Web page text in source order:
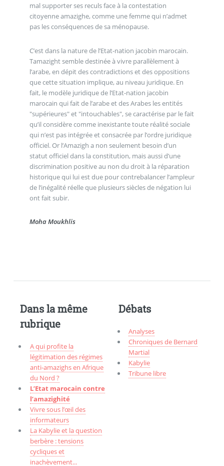
mal supporter ses reculs face à la contestation
citoyenne amazighe, comme une femme qui n’admet
pas les conséquences de sa ménopause.
C’est dans la nature de l’Etat-nation jacobin marocain.
Tamazight semble destinée à vivre parallèlement à
l’arabe, en dépit des contradictions et des oppositions
que cette situation implique, au niveau juridique. En
fait, le modèle juridique de l’Etat-nation jacobin
marocain qui fait de l’arabe et des Arabes les entités
"supérieures" et "intouchables", se caractérise par le fait
qu’il considère comme inexistante toute réalité sociale
qui n’est pas intégrée et consacrée par l’ordre juridique
officiel. Or l’Amazigh a non seulement besoin d’un
statut officiel dans la constitution, mais aussi d’une
discrimination positive au non du droit à la réparation
historique qui lui est due pour contrebalancer l’ampleur
de l’inégalité réelle que plusieurs siècles de négation lui
ont fait subir.
Moha Moukhlis
Dans la même
rubrique
A qui profite la
légitimation des régimes
anti-amazighs en Afrique
du Nord ?
L’Etat marocain contre
l’amazighité
Vivre sous l’œil des
informateurs
La Kabylie et la question
berbère : tensions
cycliques et
inachèvement...
Débats
Analyses
Chroniques de Bernard
Martial
Kabylie
Tribune libre